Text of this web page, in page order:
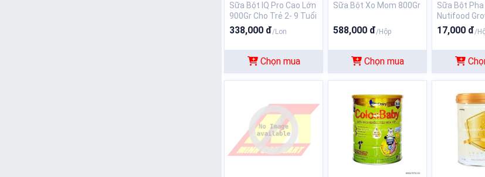
Sữa Bột IQ Pro Cao Lớn
900Gr Cho Trẻ 2- 9 Tuổi
338,000 đ/Lon
Chọn mua
Sữa Bột Xo Mom 800Gr
588,000 đ/Hộp
Chọn mua
Sữa Bột Pha
Nutifood
Sữa Non
Kháng 180ml
17,000 đ/